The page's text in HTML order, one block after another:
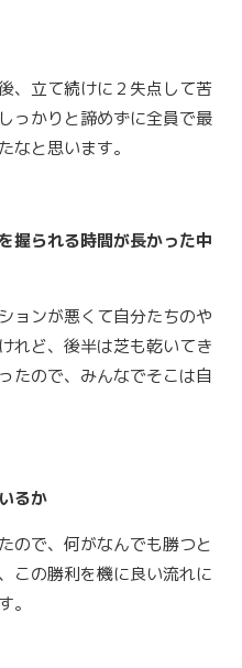
、立て続けに２失点して苦
っかりと諦めずに全員で最
なと思います。
られる時間が長かった中
ョンが悪くて自分たちのや
れど、後半は芝も乾いてき
たので、みんなでそこは自
るか
ので、何がなんでも勝つと
この勝利を機に良い流れに
。